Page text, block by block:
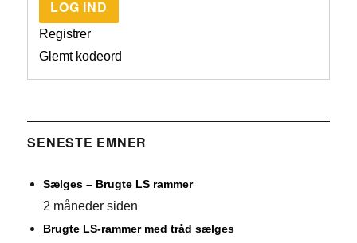
LOG IND
Registrer
Glemt kodeord
SENESTE EMNER
Sælges – Brugte LS rammer
2 måneder siden
Brugte LS-rammer med tråd sælges